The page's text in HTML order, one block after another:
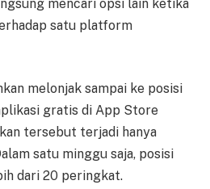
mencari opsi lain ketika
satu platform
melonjak sampai ke posisi
gratis di App Store
tersebut terjadi hanya
satu minggu saja, posisi
dari 20 peringkat.